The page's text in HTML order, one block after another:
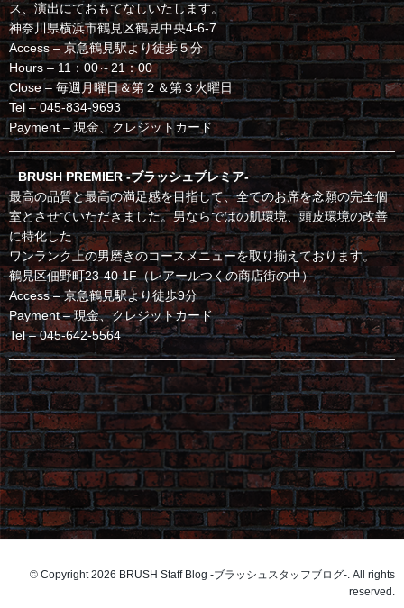
ス、演出にておもてなしいたします。
神奈川県横浜市鶴見区鶴見中央4-6-7
Access – 京急鶴見駅より徒歩５分
Hours – 11：00～21：00
Close – 毎週月曜日＆第２＆第３火曜日
Tel – 045-834-9693
Payment – 現金、クレジットカード
BRUSH PREMIER -ブラッシュプレミア-
最高の品質と最高の満足感を目指して、全てのお席を念願の完全個
室とさせていただきました。男ならではの肌環境、頭皮環境の改善
に特化した
ワンランク上の男磨きのコースメニューを取り揃えております。
鶴見区佃野町23-40 1F（レアールつくの商店街の中）
Access – 京急鶴見駅より徒歩9分
Payment – 現金、クレジットカード
Tel – 045-642-5564
© Copyright 2026 BRUSH Staff Blog -ブラッシュスタッフブログ-. All rights
reserved.